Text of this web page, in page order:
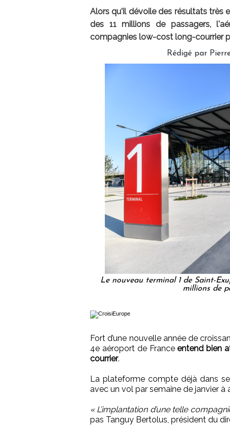
Alors qu'il dévoile des résultats très
des 11 millions de passagers,
compagnies low-cost long-courrier
Rédigé par
Le nouveau terminal 1 de Saint-
millions de
Fort d’une nouvelle année de
4e aéroport de Franceentend bien
courrier.
La plateforme compte déjà dans
avec un vol par semaine de janvier à
« L’implantation d’une telle
pas Tanguy Bertolus, président du